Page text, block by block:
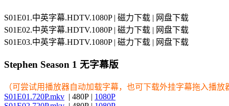
S01E01.中英字幕.HDTV.1080P | 磁力下载 | 网盘下载
S01E02.中英字幕.HDTV.1080P | 磁力下载 | 网盘下载
S01E03.中英字幕.HDTV.1080P | 磁力下载 | 网盘下载
Stephen Season 1 无字幕版
（可尝试用播放器自动加载字幕，也可下载外挂字幕拖入播放
S01E01.720P.mkv | 480P | 1080P